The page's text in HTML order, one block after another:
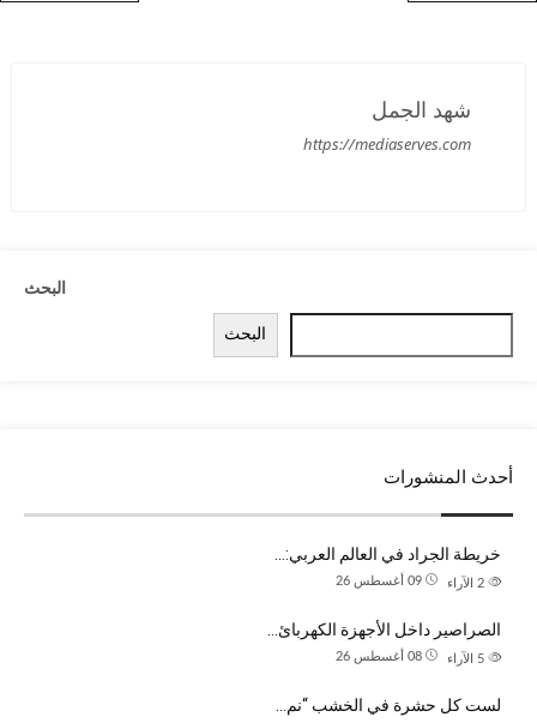
شهد الجمل
https://mediaserves.com
البحث
البحث
أحدث المنشورات
خريطة الجراد في العالم العربي:…
09 أغسطس 26 الآراء
الصراصير داخل الأجهزة الكهربائ…
08 أغسطس 26 الآراء
لست كل حشرة في الخشب “نم…